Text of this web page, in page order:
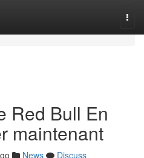
Red Bull En
maintenant
News
Discuss